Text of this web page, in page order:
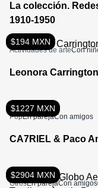
La colección.
1910-1950
$194 MXN
Actividades de arteCon
Leonora
$1227 MXN
PopEn parejaCon amigos
CA7RIEL & Paco
$2904 MXN
OtrosEn parejaCon amigos